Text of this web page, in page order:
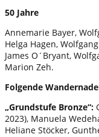
50 Jahre
Annemarie Bayer,
Helga Hagen,
James O´Bryant,
Marion Zeh.
Folgende
„Grundstufe Bronze“:
2023), Manuela
Heliane Stöcker,